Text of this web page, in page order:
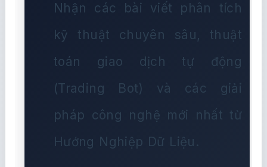
Nhận các bài viết phân tích
kỹ thuật chuyên sâu, thuật
toán giao dịch tự động
(Trading Bot) và các giải
pháp công nghệ mới nhất từ
Hướng Nghiệp Dữ Liệu.